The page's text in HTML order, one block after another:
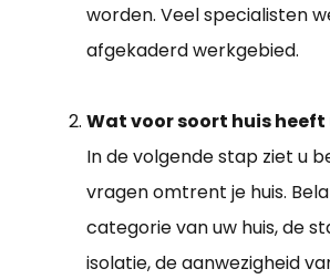
worden. Veel specialisten
afgekaderd werkgebied.
Wat voor soort huis heeft
In de volgende stap ziet u
vragen omtrent je huis.
categorie van uw huis, de
isolatie, de aanwezigheid